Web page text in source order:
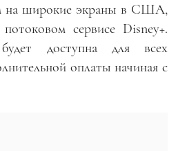
на широкие экраны в США,
сервисе Disney+.
доступна для всех
оплаты начиная с